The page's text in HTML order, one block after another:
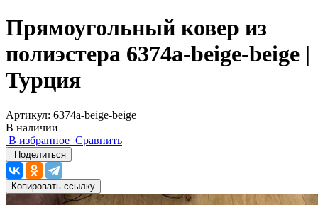
Прямоугольный ковер из
полиэстера 6374a-beige-beige |
Турция
Артикул: 6374a-beige-beige
В наличии
В избранное Сравнить
Поделиться
Копировать ссылку